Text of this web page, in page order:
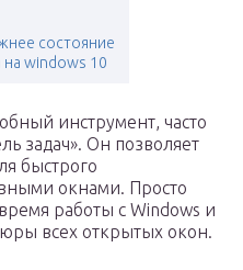
состояние
на windows 10
инструмент, часто
задач». Он позволяет
быстрого
окнами. Просто
работы с Windows и
всех открытых окон.